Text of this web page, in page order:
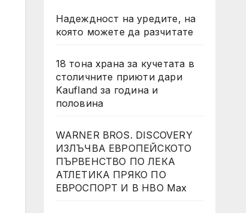
Надеждност на уредите, на
която можете да разчитате
18 тона храна за кучетата в
столичните приюти дари
Kaufland за година и
половина
WARNER BROS. DISCOVERY
ИЗЛЪЧВА ЕВРОПЕЙСКОТО
ПЪРВЕНСТВО ПО ЛЕКА
АТЛЕТИКА ПРЯКО ПО
ЕВРОСПОРТ И В НВО Мах